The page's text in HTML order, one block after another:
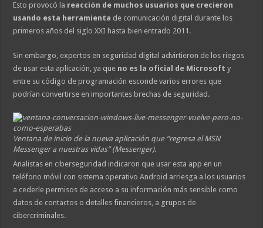
Esto provocó la reacción de muchos usuarios que crecieron
usando esta herramienta de comunicación digital durante los
primeros años del siglo XXI hasta bien entrado 2011.
Sin embargo, expertos en seguridad digital advirtieron de los riegos
de usar esta aplicación, ya que no es la oficial de Microsoft y
entre su código de programación esconde varios errores que
podrían convertirse en importantes brechas de seguridad.
Ventana de inicio de la nueva aplicación que “regresa el MSN
Messenger a nuestras vidas” (Messenger).
Analistas en ciberseguridad indicaron que usar esta app en un
teléfono móvil con sistema operativo Android arriesga a los usuarios
a cederle permisos de acceso a su información más sensible como
datos de contactos o detalles financieros, a grupos de
cibercriminales.